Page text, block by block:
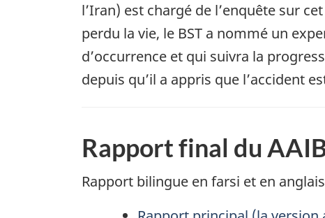
l’Iran) est chargé de l’enquête sur
perdu la vie, le BST a nommé un
d’occurrence et qui suivra la
depuis qu’il a appris que l’accident
Rapport final du
Rapport bilingue en farsi et en